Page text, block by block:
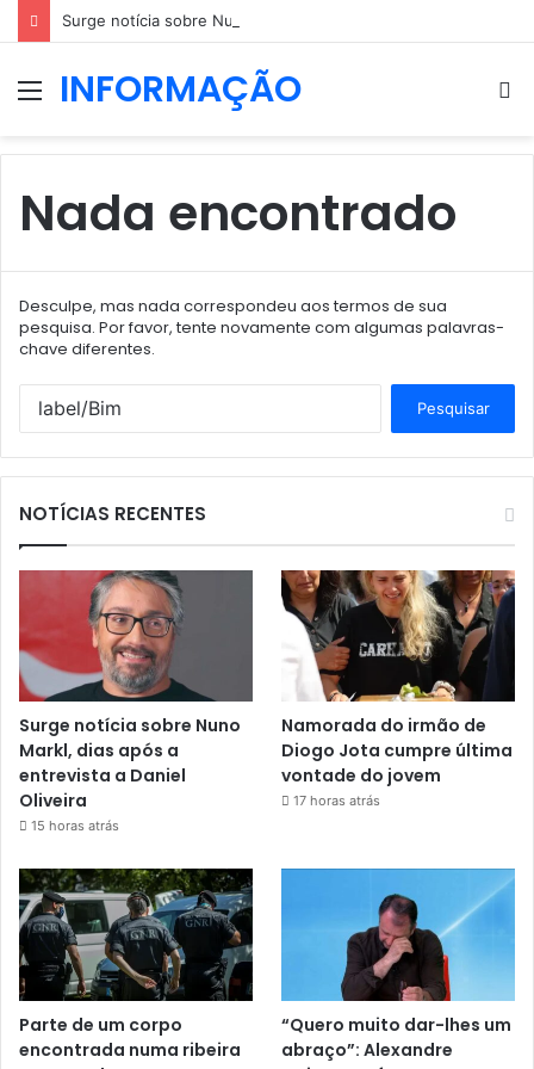
MenuINFORMAÇÃO
Nada encontrado
Desculpe, mas nada correspondeu aos termos de sua
pesquisa. Por favor, tente novamente com algumas palavras-
chave diferentes.
NOTÍCIAS RECENTES
Surge notícia sobre Nuno
Markl, dias após a
entrevista a Daniel
Oliveira
15 horas atrás
Namorada do irmão de
Diogo Jota cumpre última
vontade do jovem
17 horas atrás
Parte de um corpo
encontrada numa ribeira
“Quero muito dar-lhes um
abraço”: Alexandre